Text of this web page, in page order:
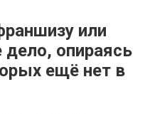
или
дело, опираясь
ещё нет в